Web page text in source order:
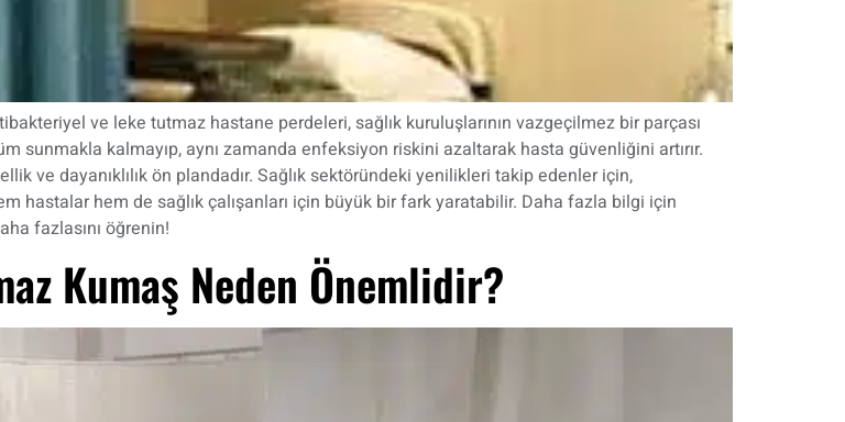
ve leke tutmaz hastane perdeleri, sağlık kuruluşlarının vazgeçilmez bir parçası
sunmakla kalmayıp, aynı zamanda enfeksiyon riskini azaltarak hasta güvenliğini artırır.
ve dayanıklılık ön plandadır. Sağlık sektöründeki yenilikleri takip edenler için,
hastalar hem de sağlık çalışanları için büyük bir fark yaratabilir. Daha fazla bilgi için
fazlasını öğrenin!
Kumaş Neden Önemlidir?